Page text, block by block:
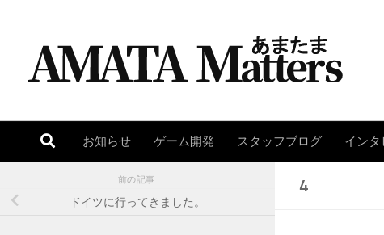
お知らせ ゲーム開発 スタッフブログ インタ
4
前の記事
ドイツに行ってきました。